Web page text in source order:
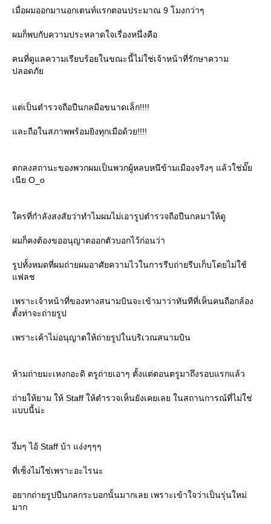
เมื่อผมออกมานอกเตนท์แรกตอนประมาณ 9 โมงกว่าๆ
ผมก็พบกับความประหลาดใจเรื่องหนึ่งคือ
คนที่ดูแลความเรียบร้อยในขณะนี้ไม่ใช่เจ้าหน้าที่รักษาความ
ปลอดภั
ต่เป็นตำรวจถือปืนกลมือขนาดเล็ก!!!!
ละถือในสภาพพร้อมยิงทุกเมือด้วย!!!!
ตกลงสถานะของพวกผมเป็นพวกผู้หลบหนีข้ามเมืองจริงๆ แล้วใช่มั๊
เนีย O_o
ครที่กำลังสงสัยว่าทำไมผมไม่เอารูปตำรวจถือปืนกลมาให้ดู
ผมก็คงต้องขออนุญาตออกตัวบอกไว้ก่อนว่า
รูปทั้งหมดที่ผมถ่ายผมอาศัยความไวในการรีบถ่ายรีบเก็บโดยไม่ใช้
ฟลช
เพราะเจ้าหน้าที่ของทางสนามบินจะเข้ามาว่าทันทีที่เห็นคนถือกล้อง
ตั้งท่าจะถ่ายรูป
เพราะเค้าไม่อนุญาตให้ถ่ายรูปในบริเวณสนามบิน
ห้ามถ่ายมะเหงกอะดิ ตรูถ่ายเอาๆ ตั้งแต่ตอนตรูมาถึงรอบแรกแล้ว
ถ่ายให้ยาม ให้ Staff ให้ตำรวจเห็นยังเคยเลย ในสถานการณ์ที่ไม่ใช่
บบนี้น่ะ
งึ่มๆ ไอ้ Staff บ้า แง่งๆๆๆ
ที่เซ็งไม่ใช่เพราะอะไรนะ
อยากถ่ายรูปปืนกลกระบอกนั้นมากเลย เพราะเข้าใจว่าเป็นรุ่นใหม่
มาก